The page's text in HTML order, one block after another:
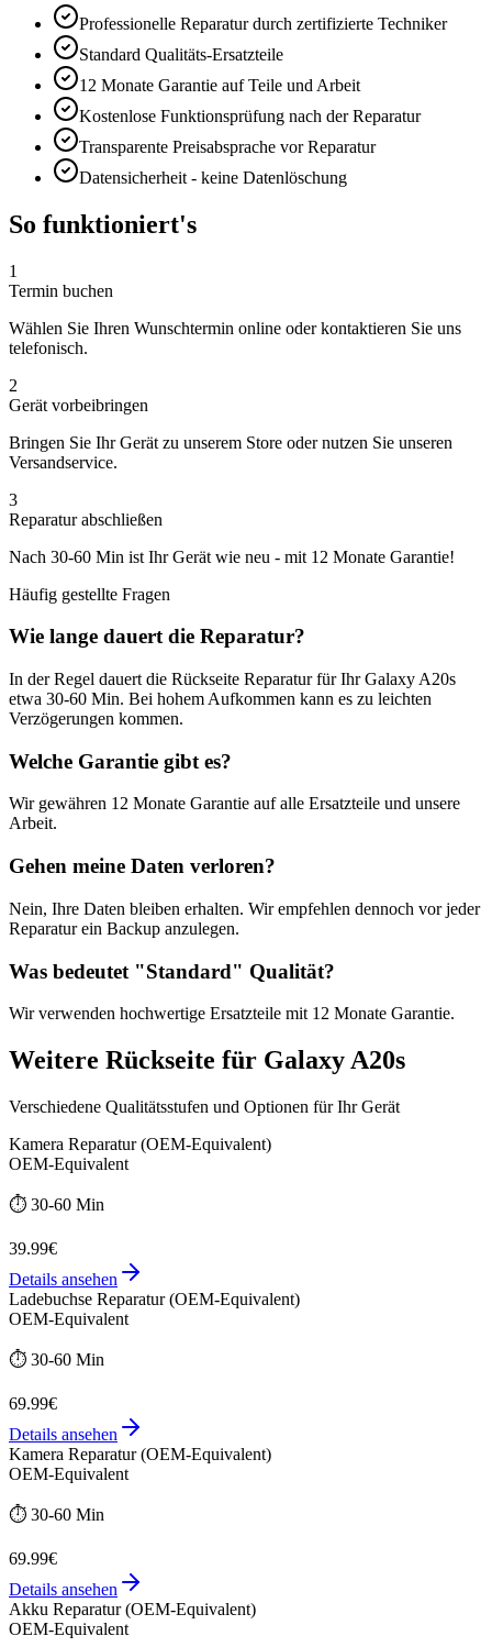
Professionelle Reparatur durch zertifizierte Techniker
Standard Qualitäts-Ersatzteile
12 Monate Garantie auf Teile und Arbeit
Kostenlose Funktionsprüfung nach der Reparatur
Transparente Preisabsprache vor Reparatur
Datensicherheit - keine Datenlöschung
So funktioniert's
1
Termin buchen
Wählen Sie Ihren Wunschtermin online oder kontaktieren Sie uns
telefonisch.
2
Gerät vorbeibringen
Bringen Sie Ihr Gerät zu unserem Store oder nutzen Sie unseren
Versandservice.
3
Reparatur abschließen
Nach 30-60 Min ist Ihr Gerät wie neu - mit 12 Monate Garantie!
Häufig gestellte Fragen
Wie lange dauert die Reparatur?
In der Regel dauert die Rückseite Reparaturfür IhrGalaxy A20s
etwa 30-60 Min. Bei hohem Aufkommen kann es zu leichten
Verzögerungen kommen.
Welche Garantie gibt es?
Wir gewähren 12 Monate Garantie auf alle Ersatzteile und unsere
Arbeit.
Gehen meine Daten verloren?
Nein, Ihre Daten bleiben erhalten. Wir empfehlen dennoch vor jeder
Reparatur ein Backup anzulegen.
Was bedeutet "Standard" Qualität?
Wir verwenden hochwertige Ersatzteile mit 12 Monate Garantie.
Weitere Rückseite für Galaxy A20s
Verschiedene Qualitätsstufen und Optionen für Ihr Gerät
Kamera Reparatur (OEM-Equivalent)
OEM-Equivalent
⏱️ 30-60 Min
39.99€
Details ansehen
Ladebuchse Reparatur (OEM-Equivalent)
OEM-Equivalent
⏱️ 30-60 Min
69.99€
Details ansehen
Kamera Reparatur (OEM-Equivalent)
OEM-Equivalent
⏱️ 30-60 Min
69.99€
Details ansehen
Akku Reparatur (OEM-Equivalent)
OEM-Equivalent